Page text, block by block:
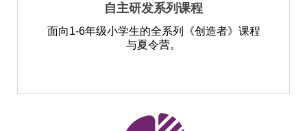
自主研发系列课程
面向1-6年级小学生的全系列《创造者》课程
与夏令营。